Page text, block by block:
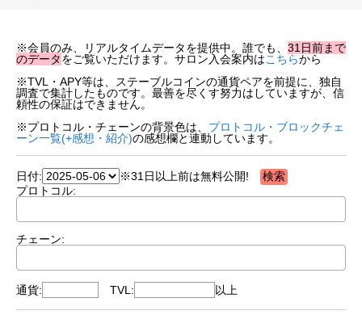
※会員のみ、リアルタイムデータを提供中。誰でも、 31日前まで
のデータをご覧いただけます。サロン入会案内はこちらから
※TVL・APY等は、ステーブルコインの通貨ペアを前提に、独自
調査で集計したものです。最善を尽くす努力はしていますが、信
頼性の保証はできません。
※プロトコル・チェーンの背景色は、 プロトコル・ブロックチェ
ーン一覧(+感想・紹介)の感想欄と連動しています。
日付:
※31日以上前は無料公開!
プロトコル:
チェーン:
通貨: TVL: 以上